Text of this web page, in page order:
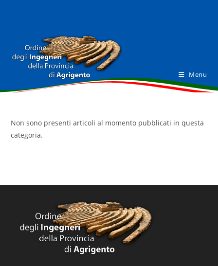
Menu
Non sono presenti articoli al momento pubblicati in questa
categoria.